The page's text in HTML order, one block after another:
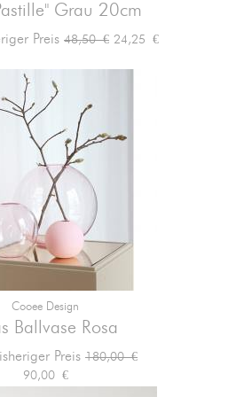
Grau 20cm
Preis Verkaufspreis
48,50 € Preis
24,25 €
Cooee Design
Ballvase Rosa
Preis Verkaufspreis
180,00 €Preis
90,00 €